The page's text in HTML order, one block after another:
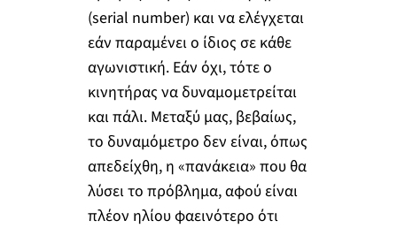
(serial number) και να ελέγχεται
εάν παραμένει ο ίδιος σε κάθε
αγωνιστική. Εάν όχι, τότε ο
κινητήρας να δυναμομετρείται
και πάλι. Μεταξύ μας, βεβαίως,
το δυναμόμετρο δεν είναι, όπως
απεδείχθη, η «πανάκεια» που θα
λύσει το πρόβλημα, αφού είναι
πλέον ηλίου φαεινότερο ότι